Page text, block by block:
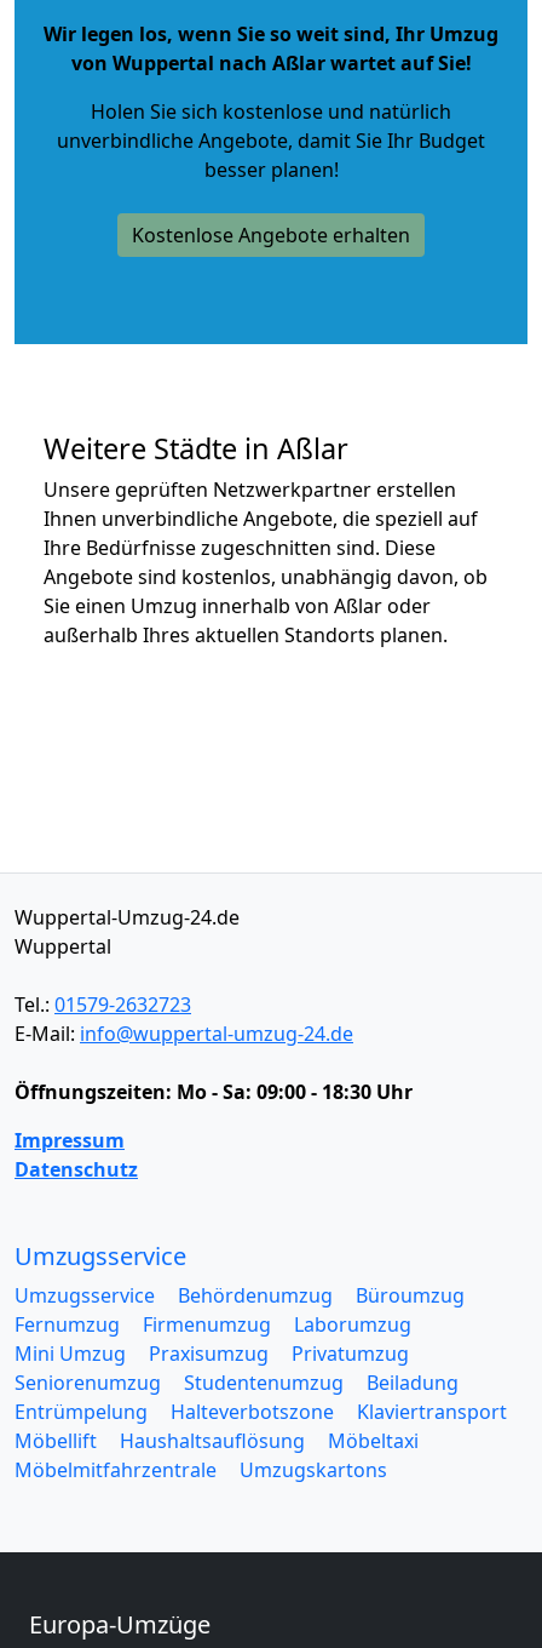
Wir legen los, wenn Sie so weit sind, Ihr Umzug
von Wuppertal nach Aßlar wartet auf Sie!
Holen Sie sich kostenlose und natürlich
unverbindliche Angebote, damit Sie Ihr Budget
besser planen!
Kostenlose Angebote erhalten
Weitere Städte in Aßlar
Unsere geprüften Netzwerkpartner erstellen
Ihnen unverbindliche Angebote, die speziell auf
Ihre Bedürfnisse zugeschnitten sind. Diese
Angebote sind kostenlos, unabhängig davon, ob
Sie einen Umzug innerhalb von Aßlar oder
außerhalb Ihres aktuellen Standorts planen.
Wuppertal-Umzug-24.de
Wuppertal
Tel.: 01579-2632723
E-Mail: info@wuppertal-umzug-24.de
Öffnungszeiten: Mo - Sa: 09:00 - 18:30 Uhr
Impressum
Datenschutz
Umzugsservice
Umzugsservice Behördenumzug
Büroumzug
Fernumzug
Firmenumzug
Laborumzug
Mini Umzug
Praxisumzug
Privatumzug
Seniorenumzug
Studentenumzug
Beiladung
Entrümpelung
Halteverbotszone
Klaviertransport
Möbellift
Haushaltsauflösung
Möbeltaxi
Möbelmitfahrzentrale
Umzugskartons
Europa-Umzüge